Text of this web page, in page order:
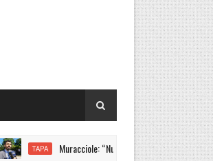
Muracciole: “Nuevamente Formosa liderando los